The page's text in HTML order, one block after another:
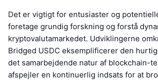
Det er vigtigt for entusiaster og
foretage grundig forskning og forstå
kryptovalutamarkedet. Udviklingerne
Bridged USDC eksemplificerer den
det samarbejdende natur af blockchain-
afspejler en kontinuerlig indsats for at